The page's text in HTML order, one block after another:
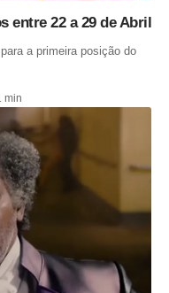
entre 22 a 29 de Abril
a primeira posição do
min